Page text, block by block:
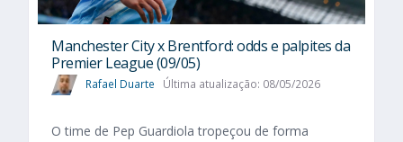
Manchester City x Brentford: odds e palpites da
Premier League (09/05)
Rafael Duarte Última atualização: 08/05/2026
O time de Pep Guardiola tropeçou de forma